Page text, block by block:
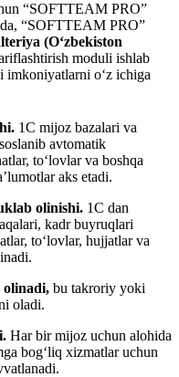
“SOFTTEAM PRO”
“SOFTTEAM PRO”
(O‘zbekiston
moduli ishlab
o‘z ichiga
1C mijoz bazalari va
avtomatik
to‘lovlar va boshqa
aks etadi.
olinishi. 1C dan
kadr buyruqlari
to‘lovlar, hujjatlar va
olinadi, bu takroriy yoki
oladi.
Har bir mijoz uchun alohida
bog‘liq xizmatlar uchun